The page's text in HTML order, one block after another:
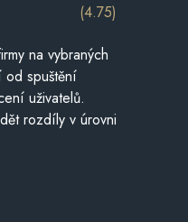
(4.75)
na vybraných
spuštění
uživatelů.
rozdíly v úrovni